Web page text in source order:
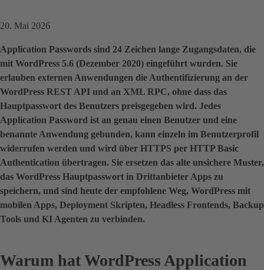
20. Mai 2026
Application Passwords sind 24 Zeichen lange Zugangsdaten, die
mit WordPress 5.6 (Dezember 2020) eingeführt wurden. Sie
erlauben externen Anwendungen die Authentifizierung an der
WordPress REST API und an XML RPC, ohne dass das
Hauptpasswort des Benutzers preisgegeben wird. Jedes
Application Password ist an genau einen Benutzer und eine
benannte Anwendung gebunden, kann einzeln im Benutzerprofil
widerrufen werden und wird über HTTPS per HTTP Basic
Authentication übertragen. Sie ersetzen das alte unsichere Muster,
das WordPress Hauptpasswort in Drittanbieter Apps zu
speichern, und sind heute der empfohlene Weg, WordPress mit
mobilen Apps, Deployment Skripten, Headless Frontends, Backup
Tools und KI Agenten zu verbinden.
Warum hat WordPress Application